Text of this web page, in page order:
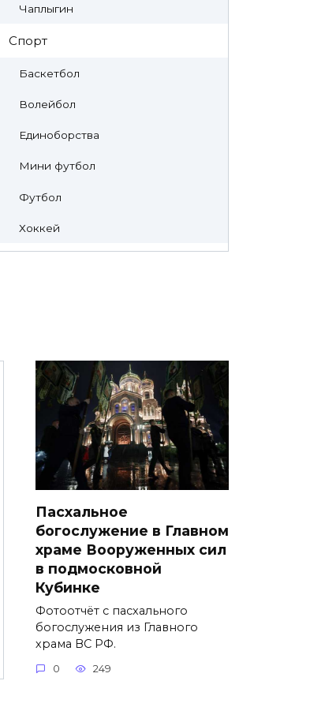
Чаплыгин
Спорт
Баскетбол
Волейбол
Единоборства
Мини футбол
Футбол
Хоккей
Пасхальное
богослужение в Главном
храме Вооруженных сил
в подмосковной
Кубинке
Фотоотчёт с пасхального
богослужения из Главного
храма ВС РФ.
0 249